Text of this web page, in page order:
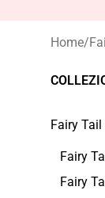
Home/
Fairy
Fairy
Fairy